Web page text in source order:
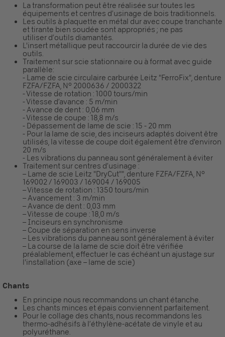
La transformation peut être réalisée sur toutes les
équipements et centres d’usinage de bois traditionnels.
Les outils à plaquette en métal dur avec coupe tranchante
et tirante bien soudée sont appropriés ; ne pas
utiliser d’outils diamantés.
L'insert métallique peut raccourcir la durée de vie des
outils.
Traitement sur scie stationnaire ou à format avec guide
parallèle:
- Lame de scie circulaire carburée Leitz "FerroFix", denture
FZFA/FZFA, N° 2000636 / 2000322
- Vitesse de rotation : 1000 tours/min
- Vitesse d’avance : 5 m/min
- Avance de dent : 0,06 mm
- Vitesse de coupe : 18,8 m/s
- Dépassement de lame de scie : 15 - 20 mm
- Pour la lame de scie, des inciseurs adaptés doivent être
utilisés, la vitesse de coupe doit également être d'environ
20 m/s
- Les vibrations du panneau sont généralement à éviter
Traitement sur centres d’usinage :
– Lame de scie Leitz "DryCut"", denture FZFA/FZFA, N°
169002 / 169003 / 169004 / 169005
– Vitesse de rotation : 1350 tours/min
– Avancement : 3 m/min
– Avance de dent : 0,03 mm
– Vitesse de coupe : 18,0 m/s
– Inciseurs en synchronisme
– Coupe de séparation en sens inverse
– Les vibrations du panneau sont généralement à éviter
– La course de la lame de scie doit être vérifiée
préalablement, effectuer le cas échéant un ajustage sur
l'installation (axe – lame de scie)
Chants
En principe nous recommandons un chant étanche.
Les chants minces et épais conviennent parfaitement.
Pour le collage des chants, nous recommandons les
thermo-adhésifs à l’éthylène-acétate de vinyle et au
polyuréthane.